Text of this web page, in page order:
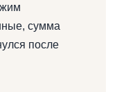
сумма
после